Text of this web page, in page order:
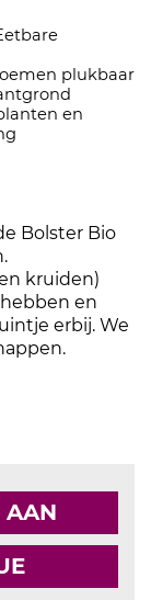
plukbaar
en
Bolster Bio
kruiden)
en
erbij. We
AAN